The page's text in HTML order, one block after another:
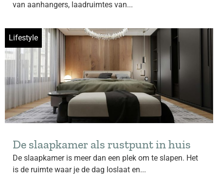
van aanhangers, laadruimtes van...
Lifestyle
De slaapkamer als rustpunt in huis
De slaapkamer is meer dan een plek om te slapen. Het
is de ruimte waar je de dag loslaat en...